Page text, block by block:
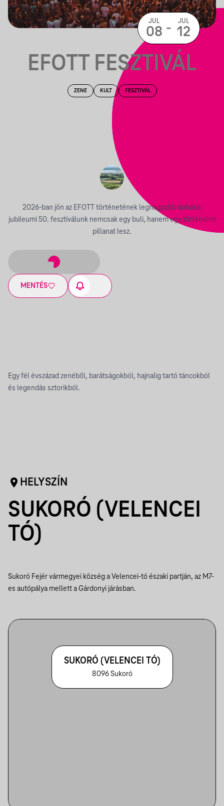
EFOTT FESZTIVÁL
ZENE KULT FESZTIVÁL
2026-ban jön az EFOTT történetének legnagyobb dobása:
jubileumi 50. fesztiválunk nemcsak egy buli, hanem egy történelmi
pillanat lesz.
MENTÉS
JUL
08 - JUL
12
Egy fél évszázad zenéből, barátságokból, hajnalig tartó táncokból
és legendás sztorikból.
HELYSZÍN
SUKORÓ (VELENCEI
TÓ)
Sukoró Fejér vármegyei község a Velencei-tó északi partján, az M7-
es autópálya mellett a Gárdonyi járásban.
SUKORÓ (VELENCEI TÓ)
8096 Sukoró